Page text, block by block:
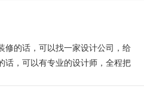
修的话，可以找一家设计公司，给
话，可以有专业的设计师，全程把